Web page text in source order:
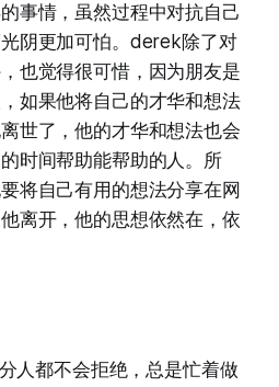
事情，虽然过程中对抗自己
阴更加可怕。derek除了对
也觉得很可惜，因为朋友是
如果他将自己的才华和想法
世了，他的才华和想法也会
时间帮助能帮助的人。所
将自己有用的想法分享在网
离开，他的思想依然在，依
人都不会拒绝，总是忙着做